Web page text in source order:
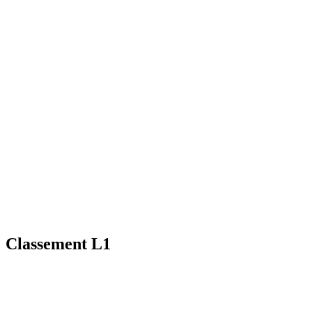
Classement L1